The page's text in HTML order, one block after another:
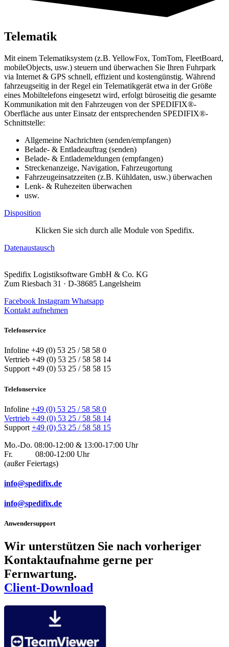
Telematik
Mit einem Telematiksystem (z.B. YellowFox, TomTom, FleetBoard,
mobileObjects, usw.) steuern und überwachen Sie Ihren Fuhrpark
via Internet & GPS schnell, effizient und kostengünstig. Während
fahrzeugseitig in der Regel ein Telematikgerät etwa in der Größe
eines Mobiltelefons eingesetzt wird, erfolgt büroseitig die gesamte
Kommunikation mit den Fahrzeugen von der SPEDIFIX®-
Oberfläche aus unter Einsatz der entsprechenden SPEDIFIX®-
Schnittstelle:
Allgemeine Nachrichten (senden/empfangen)
Belade- & Entladeauftrag (senden)
Belade- & Entlademeldungen (empfangen)
Streckenanzeige, Navigation, Fahrzeugortung
Fahrzeugeinsatzzeiten (z.B. Kühldaten, usw.) überwachen
Lenk- & Ruhezeiten überwachen
usw.
Disposition
Klicken Sie sich durch alle Module von Spedifix.
Datenaustausch
Spedifix Logistiksoftware GmbH & Co. KG
Zum Riesbach 31 · D-38685 Langelsheim
Facebook Instagram Whatsapp
Kontakt aufnehmen
Telefonservice
Infoline +49 (0) 53 25 / 58 58 0
Vertrieb +49 (0) 53 25 / 58 58 14
Support +49 (0) 53 25 / 58 58 15
Telefonservice
Infoline +49 (0) 53 25 / 58 58 0
Vertrieb +49 (0) 53 25 / 58 58 14
Support +49 (0) 53 25 / 58 58 15
Mo.-Do. 08:00-12:00 & 13:00-17:00 Uhr
Fr. 08:00-12:00 Uhr
(außer Feiertags)
info@spedifix.de
info@spedifix.de
Anwendersupport
Wir unterstützen Sie nach vorheriger
Kontaktaufnahme gerne per
Fernwartung.
Client-Download